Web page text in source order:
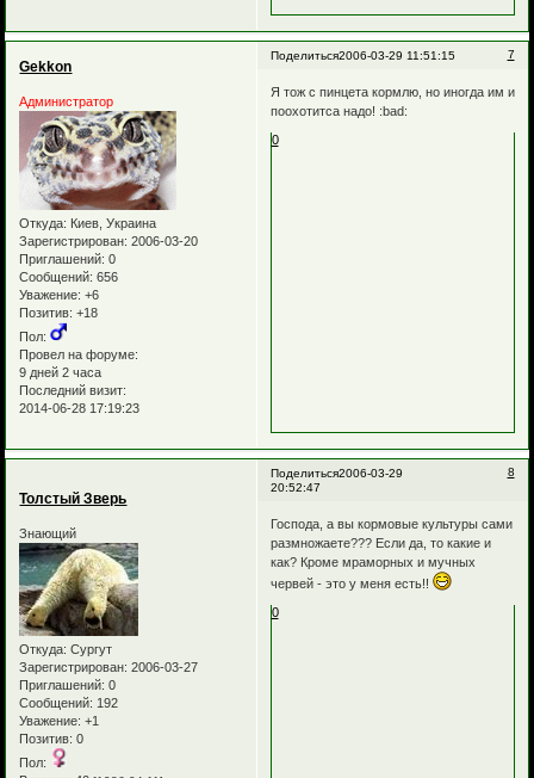
Поделиться 7
2006-03-29 11:51:15
Gekkon
Администратор
Откуда: Киев, Украина
Зарегистрирован: 2006-03-20
Приглашений: 0
Сообщений: 656
Уважение: +6
Позитив: +18
Пол:
Провел на форуме:
9 дней 2 часа
Последний визит:
2014-06-28 17:19:23
Я тож с пинцета кормлю, но иногда им и
поохотитса надо! :bad:
0
Поделиться 8
2006-03-29
20:52:47
Толстый Зверь
Знающий
Откуда: Сургут
Зарегистрирован: 2006-03-27
Приглашений: 0
Сообщений: 192
Уважение: +1
Позитив: 0
Пол:
Господа, а вы кормовые культуры сами
размножаете??? Если да, то какие и
как? Кроме мраморных и мучных
червей - это у меня есть!!
0